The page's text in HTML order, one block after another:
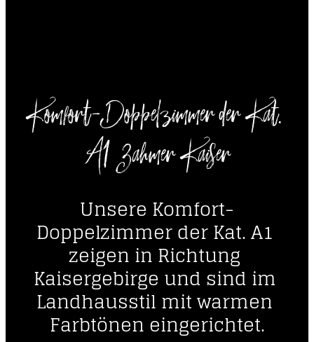
Komfort-Doppelzimmer der Kat.
A1 Zahmer Kaiser
Unsere Komfort-
Doppelzimmer der Kat. A1
zeigen in Richtung
Kaisergebirge und sind im
Landhausstil mit warmen
Farbtönen eingerichtet.